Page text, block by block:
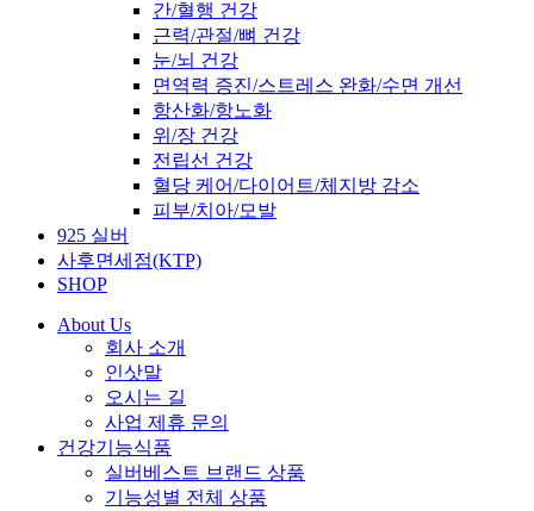
간/혈행 건강
근력/관절/뼈 건강
눈/뇌 건강
면역력 증진/스트레스 완화/수면 개선
항산화/항노화
위/장 건강
전립선 건강
혈당 케어/다이어트/체지방 감소
피부/치아/모발
925 실버
사후면세점(KTP)
SHOP
About Us
회사 소개
인삿말
오시는 길
사업 제휴 문의
건강기능식품
실버베스트 브랜드 상품
기능성별 전체 상품